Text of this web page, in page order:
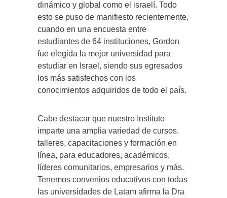
dinámico y global como el israelí. Todo
esto se puso de manifiesto recientemente,
cuando en una encuesta entre
estudiantes de 64 instituciones, Gordon
fue elegida la mejor universidad para
estudiar en Israel, siendo sus egresados
los más satisfechos con los
conocimientos adquiridos de todo el país.
Cabe destacar que nuestro Instituto
imparte una amplia variedad de cursos,
talleres, capacitaciones y formación en
línea, para educadores, académicos,
líderes comunitarios, empresarios y más.
Tenemos convenios educativos con todas
las universidades de Latam afirma la Dra